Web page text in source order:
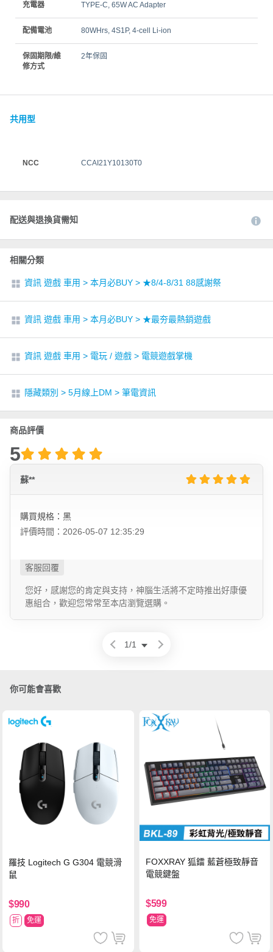
充電器 TYPE-C, 65W AC Adapter
配備電池 80WHrs, 4S1P, 4-cell Li-ion
保固期限/維
修方式
2年保固
共用型
NCC CCAI21Y10130T0
配送與退換貨需知
相關分類
資訊 遊戲 車用 > 本月必BUY > ★8/4-8/31 88感謝祭
資訊 遊戲 車用 > 本月必BUY > ★最夯最熱銷遊戲
資訊 遊戲 車用 > 電玩 / 遊戲 > 電競遊戲掌機
隱藏類別 > 5月線上DM > 筆電資訊
商品評價
5
蘇**
購買規格：黑
評價時間：2026-05-07 12:35:29
您好，感謝您的肯定與支持，神腦生活將不定時推出好康優
惠組合，歡迎您常常至本店瀏覽選購。
1/1
你可能會喜歡
羅技 Logitech G G304 電競滑
鼠
$990
折 免運
FOXXRAY 狐鐳 藍蒼極致靜音
電競鍵盤
$599
免運